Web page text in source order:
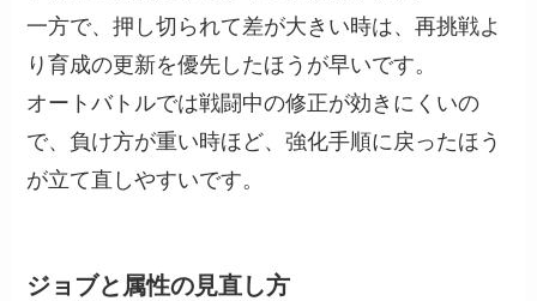
一方で、押し切られて差が大きい時は、再挑戦よ
り育成の更新を優先したほうが早いです。
オートバトルでは戦闘中の修正が効きにくいの
で、負け方が重い時ほど、強化手順に戻ったほう
が立て直しやすいです。
ジョブと属性の見直し方